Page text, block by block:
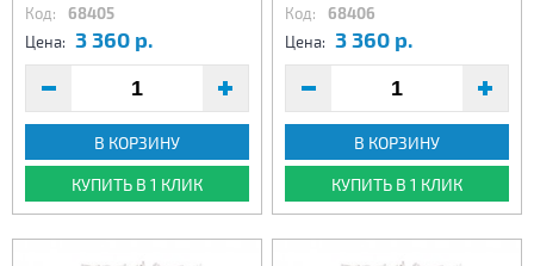
Код: 68405
Цена: 3 360 р.
В КОРЗИНУ
КУПИТЬ В 1 КЛИК
Код: 68406
Цена: 3 360 р.
В КОРЗИНУ
КУПИТЬ В 1 КЛИК